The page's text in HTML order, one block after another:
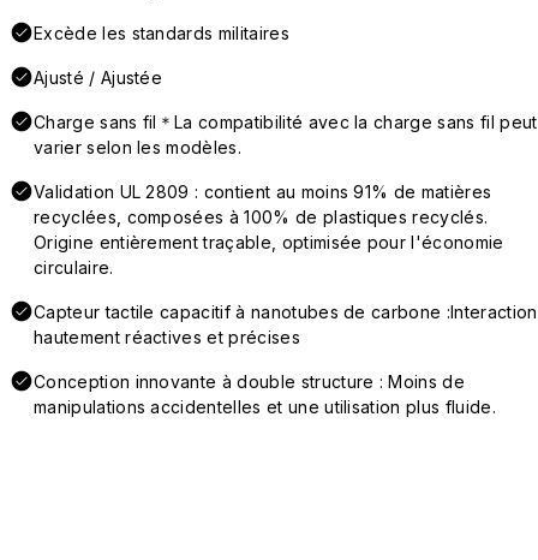
Excède les standards militaires
Ajusté / Ajustée
Charge sans fil＊La compatibilité avec la charge sans fil peut
varier selon les modèles.
Validation UL 2809 : contient au moins 91% de matières
recyclées, composées à 100% de plastiques recyclés.
Origine entièrement traçable, optimisée pour l'économie
circulaire.
Capteur tactile capacitif à nanotubes de carbone
hautement réactives et précises
Conception innovante à double structure : Moins de
manipulations accidentelles et une utilisation plus fluide.